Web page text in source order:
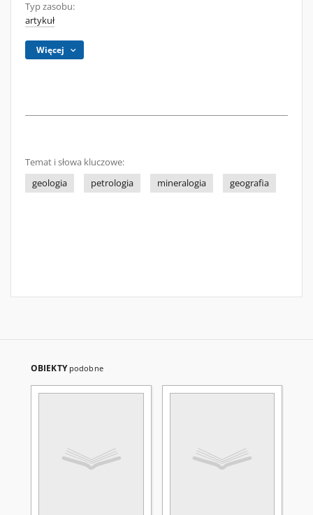
Typ zasobu:
artykuł
Więcej
Temat i słowa kluczowe:
geologia
petrologia mineralogia geografia
OBIEKTY podobne